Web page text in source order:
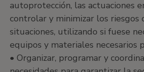
autoprotección, las actuaciones
controlar y minimizar los riesgos
situaciones, utilizando si fuese
equipos y materiales necesarios
• Organizar, programar y